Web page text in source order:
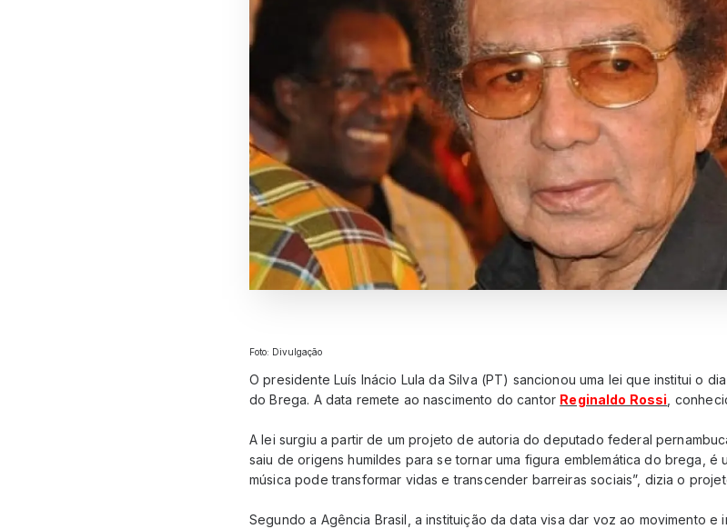
Foto: Divulgação
O presidente Luís Inácio Lula da Silva (PT) sancionou uma lei que institui o
do Brega. A data remete ao nascimento do cantor Reginaldo Rossi ,
A lei surgiu a partir de um projeto de autoria do deputado federal
saiu de origens humildes para se tornar uma figura emblemática do brega, é
música pode transformar vidas e transcender barreiras sociais”, dizia o
Segundo a Agência Brasil, a instituição da data visa dar voz ao movimento e